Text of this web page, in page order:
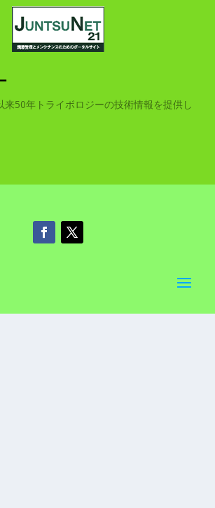
来50年トライボロジーの技術情報を提供し